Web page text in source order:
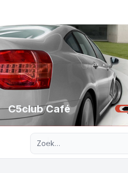
C5club Café